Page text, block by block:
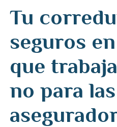
Tu
seguros
que
no para las